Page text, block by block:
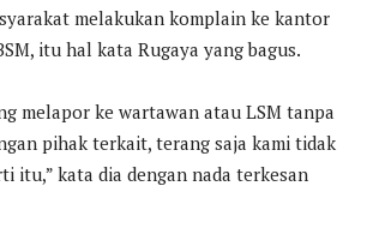
melakukan komplain ke kantor
itu hal kata Rugaya yang bagus.
melapor ke wartawan atau LSM tanpa
pihak terkait, terang saja kami tidak
itu,” kata dia dengan nada terkesan